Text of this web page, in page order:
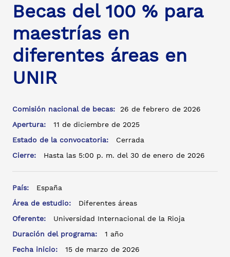
Becas del 100 % para
maestrías en
diferentes áreas en
UNIR
Comisión nacional de becas: 26 de febrero de 2026
Apertura:
11 de diciembre de 2025
Estado de la convocatoria:
Cerrada
Cierre:
Hasta las 5:00 p. m. del 30 de enero de 2026
País:
España
Área de estudio:
Diferentes áreas
Oferente:
Universidad Internacional de la Rioja
Duración del programa:
1 año
Fecha inicio:
15 de marzo de 2026